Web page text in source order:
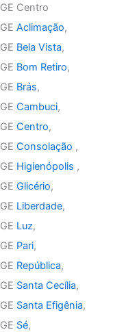
Centro
Aclimação,
Bela Vista,
Bom Retiro,
Brás,
Cambuci,
Centro,
Consolação ,
Higienópolis ,
Glicério,
Liberdade,
Luz,
Pari,
República,
Santa Cecília,
Santa Efigênia,
Sé,